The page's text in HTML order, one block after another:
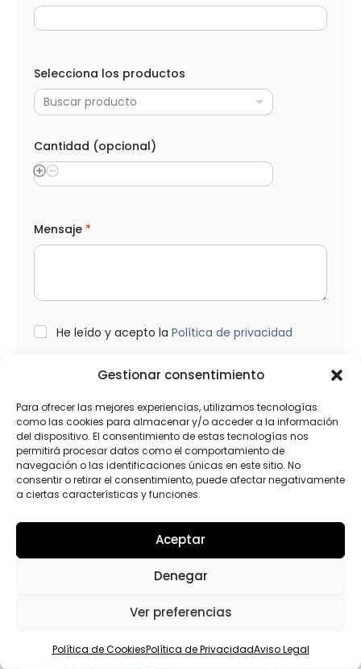
Gestionar consentimiento
Para ofrecer las mejores experiencias, utilizamos tecnologías
como las cookies para almacenar y/o acceder a la información
del dispositivo. El consentimiento de estas tecnologías nos
permitirá procesar datos como el comportamiento de
navegación o las identificaciones únicas en este sitio. No
consentir o retirar el consentimiento, puede afectar negativamente
a ciertas características y funciones.
Aceptar
Denegar
Ver preferencias
Política de CookiesPolítica de PrivacidadAviso Legal
Selecciona los productos
Buscar producto
Cantidad (opcional)
r
o
t
s
*
u
c
t
o
s
C
a
t
a
Mensaje *
L
He leído y acepto la Política de privacidad
Enviar
Productos relacionados